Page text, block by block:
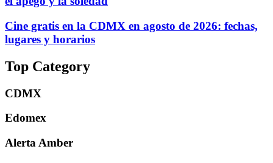
Cine gratis en la CDMX en agosto de 2026: fechas,
lugares y horarios
Top Category
CDMX
Edomex
Alerta Amber